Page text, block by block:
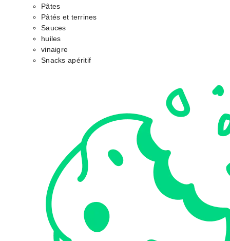
Pâtes
Pâtés et terrines
Sauces
huiles
vinaigre
Snacks apéritif